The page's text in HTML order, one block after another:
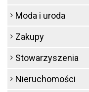
Moda i uroda
Zakupy
Stowarzyszenia
Nieruchomości